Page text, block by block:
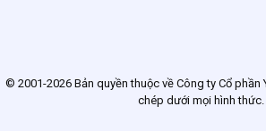
© 2001-2026 Bản quyền thuộc về Công ty Cổ phần
chép dưới mọi hình thức.